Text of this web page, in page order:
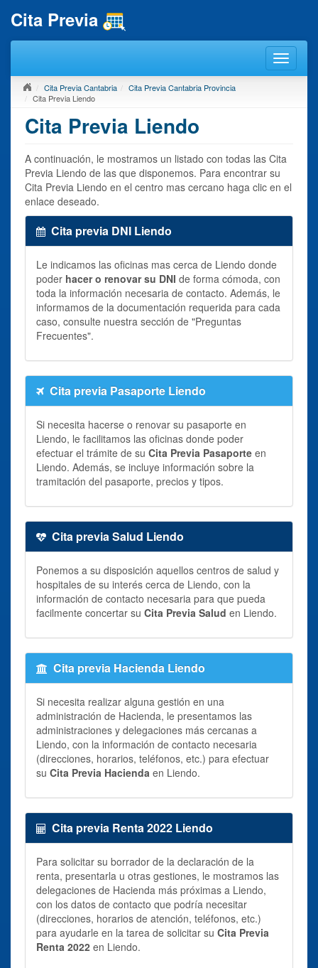
Cita Previa
Cita Previa Cantabria
Cita Previa Cantabria Provincia
Cita Previa Liendo
Cita Previa Liendo
A continuación, le mostramos un listado con todas las Cita
Previa Liendo de las que disponemos. Para encontrar su
Cita Previa Liendo en el centro mas cercano haga clic en el
enlace deseado.
Cita previa DNI Liendo
Le indicamos las oficinas mas cerca de Liendo donde
poder hacer o renovar su DNI de forma cómoda, con
toda la información necesaria de contacto. Además, le
informamos de la documentación requerida para cada
caso, consulte nuestra sección de "Preguntas
Frecuentes".
Cita previa Pasaporte Liendo
Si necesita hacerse o renovar su pasaporte en
Liendo, le facilitamos las oficinas donde poder
efectuar el trámite de su Cita Previa Pasaporte en
Liendo. Además, se incluye información sobre la
tramitación del pasaporte, precios y tipos.
Cita previa Salud Liendo
Ponemos a su disposición aquellos centros de salud y
hospitales de su interés cerca de Liendo, con la
información de contacto necesaria para que pueda
facilmente concertar su Cita Previa Salud en Liendo.
Cita previa Hacienda Liendo
Si necesita realizar alguna gestión en una
administración de Hacienda, le presentamos las
administraciones y delegaciones más cercanas a
Liendo, con la información de contacto necesaria
(direcciones, horarios, teléfonos, etc.) para efectuar
su Cita Previa Hacienda en Liendo.
Cita previa Renta 2022 Liendo
Para solicitar su borrador de la declaración de la
renta, presentarla u otras gestiones, le mostramos las
delegaciones de Hacienda más próximas a Liendo,
con los datos de contacto que podría necesitar
(direcciones, horarios de atención, teléfonos, etc.)
para ayudarle en la tarea de solicitar su Cita Previa
Renta 2022 en Liendo.